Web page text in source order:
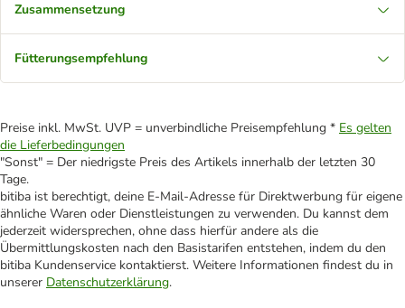
Zusammensetzung
Fütterungsempfehlung
Preise inkl. MwSt. UVP = unverbindliche Preisempfehlung * Es gelten
die Lieferbedingungen
"Sonst" = Der niedrigste Preis des Artikels innerhalb der letzten 30
Tage.
bitiba ist berechtigt, deine E-Mail-Adresse für Direktwerbung für eigene
ähnliche Waren oder Dienstleistungen zu verwenden. Du kannst dem
jederzeit widersprechen, ohne dass hierfür andere als die
Übermittlungskosten nach den Basistarifen entstehen, indem du den
bitiba Kundenservice kontaktierst. Weitere Informationen findest du in
unserer Datenschutzerklärung.